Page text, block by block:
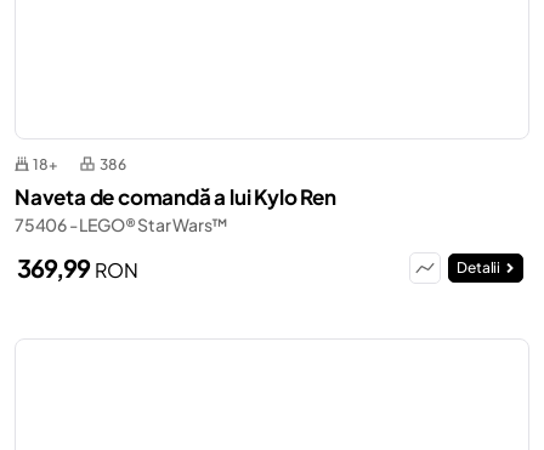
18+ 386
Naveta de comandă a lui Kylo Ren
75406 - LEGO® Star Wars™
369,99RON Detalii